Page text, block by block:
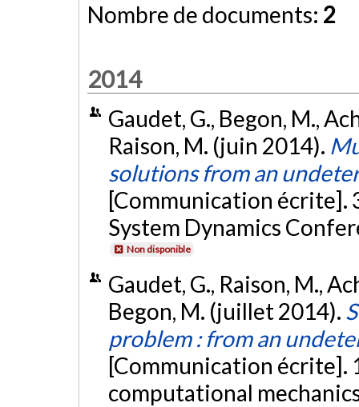
Nombre de documents: 2
2014
Gaudet, G., Begon, M.,
Raison, M. (juin 2014).
solutions from an
[Communication
System Dynamics
Non disponible
Gaudet, G., Raison, M.,
Begon, M. (juillet 2014).
problem : from an
[Communication écrite].
computational